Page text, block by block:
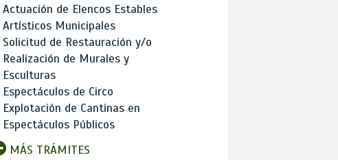
Actuación de Elencos Estables
Artísticos Municipales
Solicitud de Restauración y/o
Realización de Murales y
Esculturas
Espectáculos de Circo
Explotación de Cantinas en
Espectáculos Públicos
MÁS TRÁMITES